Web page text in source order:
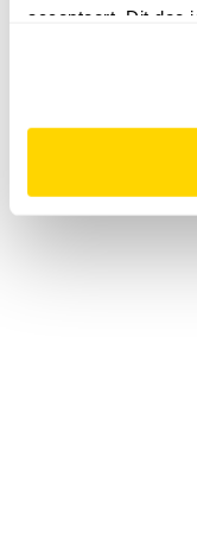
accepteert. Dit doe
website niet